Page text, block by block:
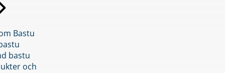
Bastu
bastu
och